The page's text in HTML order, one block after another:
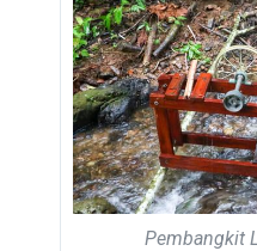
Pembangkit